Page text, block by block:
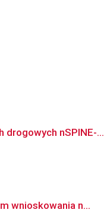
drogowych nSPINE-...
wnioskowania n...